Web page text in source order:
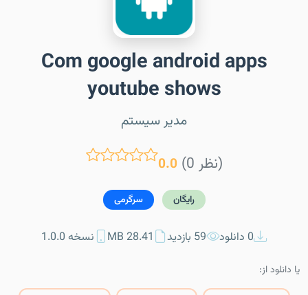
Com google android apps
youtube shows
مدیر سیستم
0.0 (0 نظر)
رایگان سرگرمی
0 دانلود 59 بازدید 28.41 MB نسخه 1.0.0
یا دانلود از: